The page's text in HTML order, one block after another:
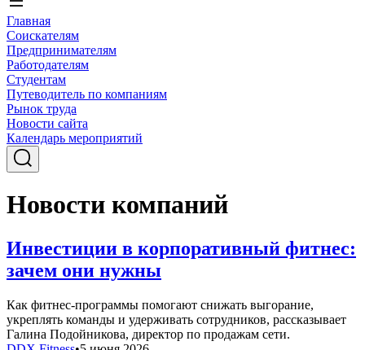
Главная
Соискателям
Предпринимателям
Работодателям
Студентам
Путеводитель по компаниям
Рынок труда
Новости сайта
Календарь мероприятий
Новости компаний
Инвестиции в корпоративный фитнес:
зачем они нужны
Как фитнес-программы помогают снижать выгорание,
укреплять команды и удерживать сотрудников, рассказывает
Галина Подойникова, директор по продажам сети.